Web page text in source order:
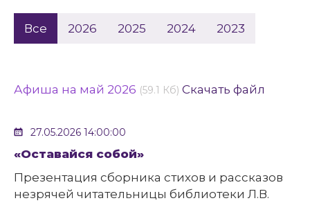
Все 2026 2025 2024 2023
Афиша на май 2026 (59.1 Кб) Скачать файл
27.05.2026 14:00:00
«Оставайся собой»
Презентация сборника стихов и рассказов
незрячей читательницы библиотеки Л.В.